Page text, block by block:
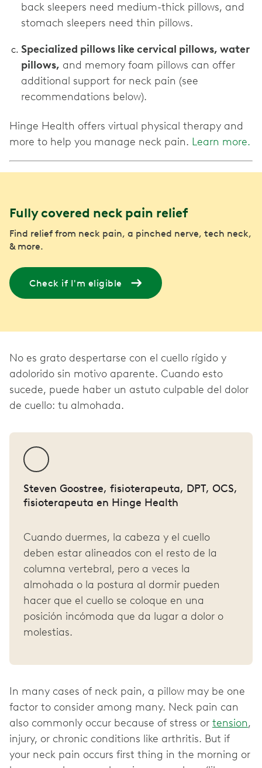
back sleepers need medium-thick pillows, and
stomach sleepers need thin pillows.
Specialized pillows like cervical pillows, water
pillows, and memory foam pillows can offer
additional support for neck pain (see
recommendations below).
Hinge Health offers virtual physical therapy and
more to help you manage neck pain. Learn more.
Fully covered neck pain relief
Find relief from neck pain, a pinched nerve, tech neck,
& more.
Check if I'm eligible
No es grato despertarse con el cuello rígido y
adolorido sin motivo aparente. Cuando esto
sucede, puede haber un astuto culpable del dolor
de cuello: tu almohada.
Steven Goostree, fisioterapeuta, DPT, OCS,
fisioterapeuta en Hinge Health
Cuando duermes, la cabeza y el cuello
deben estar alineados con el resto de la
columna vertebral, pero a veces la
almohada o la postura al dormir pueden
hacer que el cuello se coloque en una
posición incómoda que da lugar a dolor o
molestias.
In many cases of neck pain, a pillow may be one
factor to consider among many. Neck pain can
also commonly occur because of stress or tension,
injury, or chronic conditions like arthritis. But if
your neck pain occurs first thing in the morning or